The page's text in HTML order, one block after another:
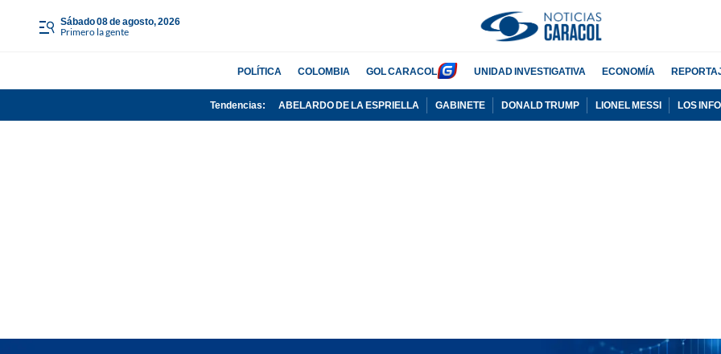
sábado 08 de agosto, 2026
Primero la gente
POLÍTICA COLOMBIA GOL CARACOL UNIDAD INVESTIGATIVA ECONOMÍA
Tendencias: ABELARDO DE LA ESPRIELLA GABINETE DONALD TRUMP LIONEL MESSI LOS